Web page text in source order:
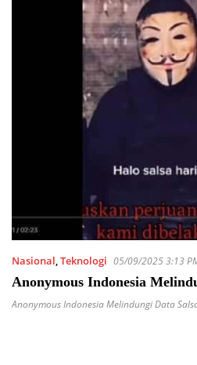
Nasional,Teknologi 05/09/2025 3:13
Anonymous Indonesia
Anonymous Indonesia Melindungi Data